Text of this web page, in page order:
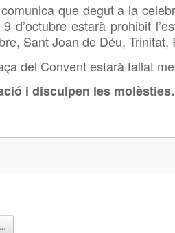
que degut a la
d’octubre estarà prohibit
Sant Joan de Déu,
del Convent estarà tallat
i disculpen les molèsties.